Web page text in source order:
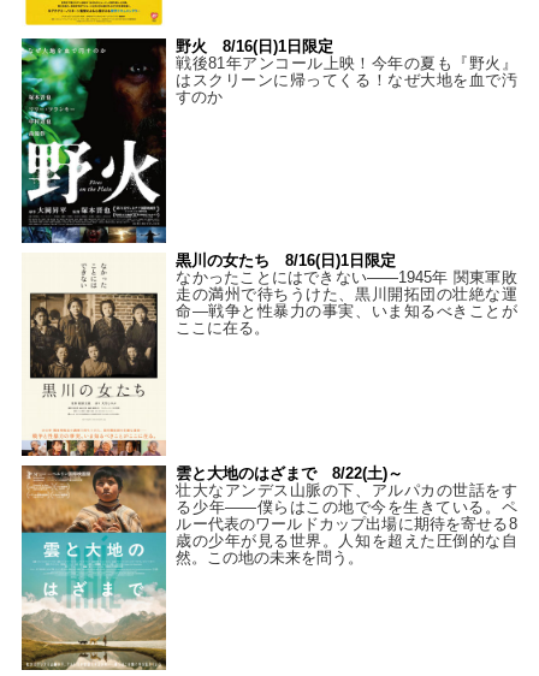
野火 8/16(日)1日限定
戦後81年アンコール上映！今年の夏も『野火』
はスクリーンに帰ってくる！なぜ大地を血で汚
すのか
黒川の女たち 8/16(日)1日限定
なかったことにはできない——1945年 関東軍敗
走の満州で待ちうけた、黒川開拓団の壮絶な運
命―戦争と性暴力の事実、いま知るべきことが
ここに在る。
雲と大地のはざまで 8/22(土)～
壮大なアンデス山脈の下、アルパカの世話をす
る少年――僕らはこの地で今を生きている。ペ
ルー代表のワールドカップ出場に期待を寄せる8
歳の少年が見る世界。人知を超えた圧倒的な自
然。この地の未来を問う。